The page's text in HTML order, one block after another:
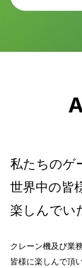
私たちのゲ
世界中の皆
楽しんでい
クレーン機及び業
皆様に楽しんで頂